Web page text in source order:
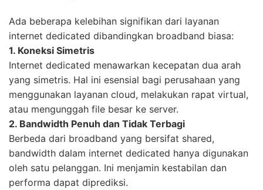
Ada beberapa kelebihan signifikan dari layanan
internet dedicated dibandingkan broadband biasa:
1. Koneksi Simetris
Internet dedicated menawarkan kecepatan dua arah
yang simetris. Hal ini esensial bagi perusahaan yang
menggunakan layanan cloud, melakukan rapat virtual,
atau mengunggah file besar ke server.
2. Bandwidth Penuh dan Tidak Terbagi
Berbeda dari broadband yang bersifat shared,
bandwidth dalam internet dedicated hanya digunakan
oleh satu pelanggan. Ini menjamin kestabilan dan
performa dapat diprediksi.